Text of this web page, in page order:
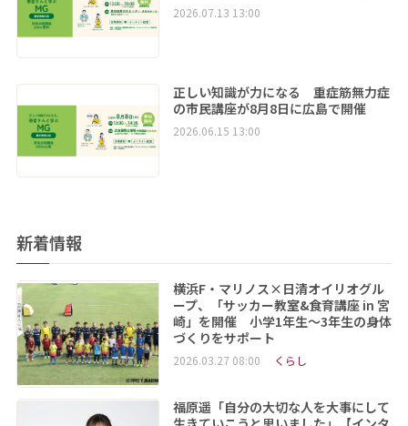
2026.07.13 13:00
正しい知識が力になる 重症筋無力症
の市民講座が8月8日に広島で開催
2026.06.15 13:00
新着情報
横浜F・マリノス×日清オイリオグル
ープ、「サッカー教室&食育講座 in 宮
崎」を開催 小学1年生～3年生の身体
づくりをサポート
2026.03.27 08:00 くらし
福原遥「自分の大切な人を大事にして